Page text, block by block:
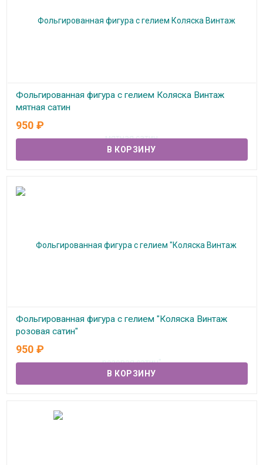
Фольгированная фигура с гелием Коляска Винтаж
мятная сатин
В наличии
950 ₽
Фольгированная фигура с гелием "Коляска Винтаж
розовая сатин"
В наличии
950 ₽